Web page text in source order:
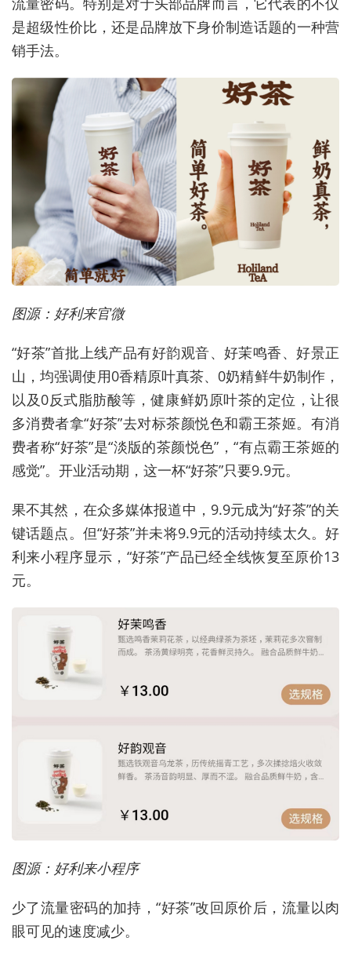
是超级性价比，还是品牌放下身价制造话题的一种营
销手法。
图源：好利来官微
“好茶”首批上线产品有好韵观音、好茉鸣香、好景正
山，均强调使用0香精原叶真茶、0奶精鲜牛奶制作，
以及0反式脂肪酸等，健康鲜奶原叶茶的定位，让很
多消费者拿“好茶”去对标茶颜悦色和霸王茶姬。有消
费者称“好茶”是“淡版的茶颜悦色”，“有点霸王茶姬的
感觉”。开业活动期，这一杯“好茶”只要9.9元。
果不其然，在众多媒体报道中，9.9元成为“好茶”的关
键话题点。但“好茶”并未将9.9元的活动持续太久。好
利来小程序显示，“好茶”产品已经全线恢复至原价13
元。
图源：好利来小程序
少了流量密码的加持，“好茶”改回原价后，流量以肉
眼可见的速度减少。